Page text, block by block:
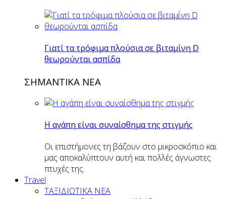
Γιατί τα τρόφιμα πλούσια σε βιταμίνη D
θεωρούνται ασπίδα
ΣΗΜΑΝΤΙΚΑ ΝΕΑ
Η αγάπη είναι συναίσθημα της στιγμής
Οι επιστήμονες τη βάζουν στο μικροσκόπιο και
μας αποκαλύπτουν αυτή και πολλές άγνωστες
πτυχές της.
Travel
ΤΑΞΙΔΙΩΤΙΚΑ ΝΕΑ